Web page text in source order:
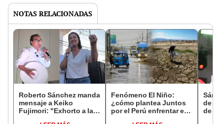
NOTAS RELACIONADAS
Roberto Sánchez manda
mensaje a Keiko
Fujimori: "Exhorto a la
Fenómeno El Niño:
¿cómo plantea Juntos
por el Perú enfrentar el
de
de